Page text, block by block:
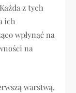
z tych
ich
wpłynąć na
na
warstwą,